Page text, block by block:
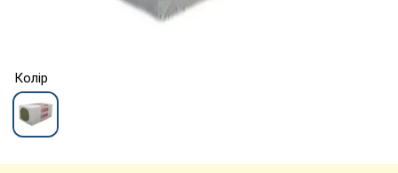
Колір